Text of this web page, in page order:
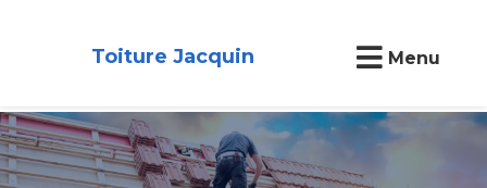
Toiture Jacquin Menu